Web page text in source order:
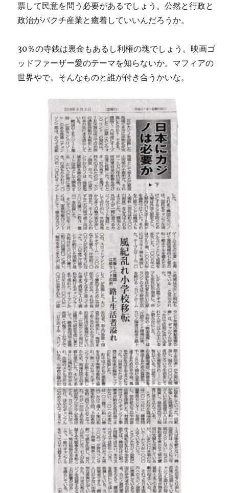
票して民意を問う必要があるでしょう。公然と行政と
政治がバクチ産業と癒着していいんだろうか。
30％の寺銭は裏金もあるし利権の塊でしょう。映画ゴ
ッドファーザー愛のテーマを知らないか。マフィアの
世界やで。そんなものと誰が付き合うかいな。